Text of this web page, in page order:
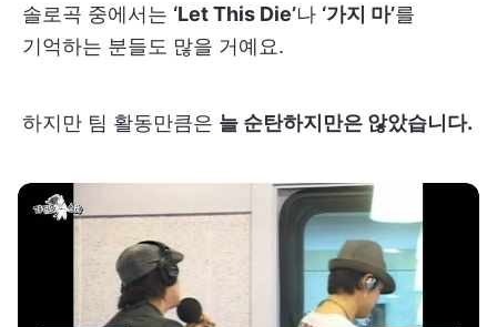
솔로곡 중에서는 ‘Let This Die’나 ‘가지 마’를
기억하는 분들도 많을 거예요.
하지만 팀 활동만큼은 늘 순탄하지만은 않았습니다.